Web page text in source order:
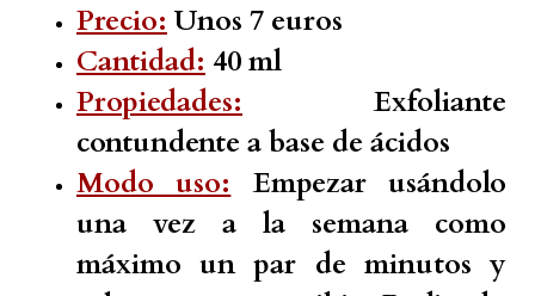
Precio: Unos 7 euros
Cantidad: 40 ml
Propiedades: Exfoliante
contundente a base de ácidos
Modo uso: Empezar usándolo
una vez a la semana como
máximo un par de minutos y